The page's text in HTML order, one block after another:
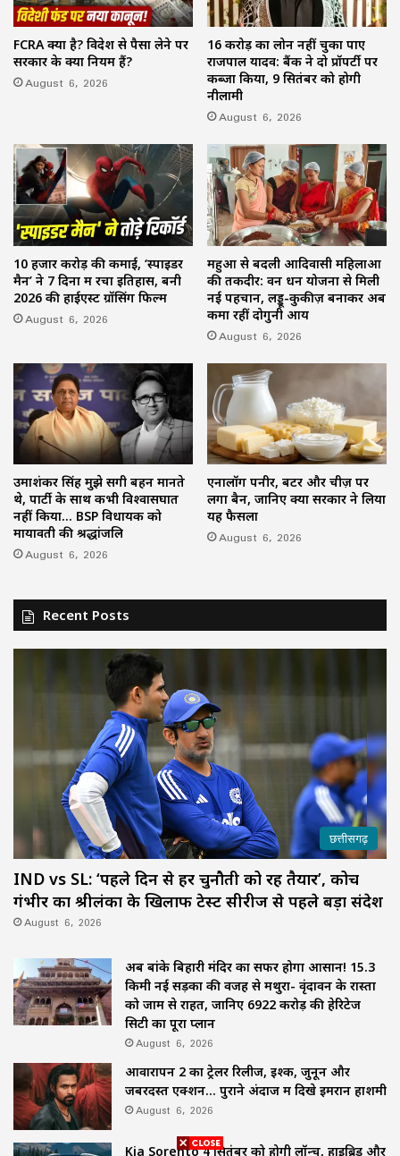
FCRA क्या है? विदेश से पैसा लेने पर
सरकार के क्या नियम हैं?
August 6, 2026
16 करोड़ का लोन नहीं चुका पाए
राजपाल यादव: बैंक ने दो प्रॉपर्टी पर
कब्जा किया, 9 सितंबर को होगी
नीलामी
August 6, 2026
10 हजार करोड़ की कमाई, ‘स्पाइडर
मैन’ ने 7 दिनों में रचा इतिहास, बनी
2026 की हाईएस्ट ग्रॉसिंग फिल्म
August 6, 2026
महुआ से बदली आदिवासी महिलाओं
की तकदीर: वन धन योजना से मिली
नई पहचान, लड्डू-कुकीज़ बनाकर अब
कमा रहीं दोगुनी आय
August 6, 2026
उमाशंकर सिंह मुझे सगी बहन मानते
थे, पार्टी के साथ कभी विश्वासघात
नहीं किया… BSP विधायक को
मायावती की श्रद्धांजलि
August 6, 2026
एनालॉग पनीर, बटर और चीज़ पर
लगा बैन, जानिए क्यों सरकार ने लिया
यह फैसला
August 6, 2026
Recent Posts
छत्तीसगढ़
IND vs SL: ‘पहले दिन से हर चुनौती को रहें तैयार’, कोच
गंभीर का श्रीलंका के खिलाफ टेस्ट सीरीज से पहले बड़ा संदेश
August 6, 2026
अब बांके बिहारी मंदिर का सफर होगा आसान! 15.3
किमी नई सड़कों की वजह से मथुरा- वृंदावन के रास्तों
को जाम से राहत, जानिए 6922 करोड़ की हेरिटेज
सिटी का पूरा प्लान
August 6, 2026
आवारापन 2 का ट्रेलर रिलीज, इश्क, जुनून और
जबरदस्त एक्शन… पुराने अंदाज में दिखे इमरान हाशमी
August 6, 2026
Kia Sorento 4 सितंबर को होगी लॉन्च, हाइब्रिड और